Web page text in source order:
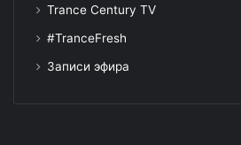
Trance Century TV
#TranceFresh
Записи эфира